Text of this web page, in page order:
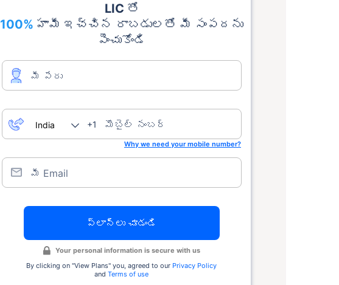
LIC తో
100% హామీ ఇచ్చిన రాబడులతో మీ సంపదను
పెంచుకోండి
మీ పేరు
+1 మొబైల్ నంబర్
Why we need your mobile number?
మీ Email
ప్లాన్లు చూడండి
Your personal information is secure with us
By clicking on ''View Plans'' you, agreed to our Privacy Policy
andTerms of use